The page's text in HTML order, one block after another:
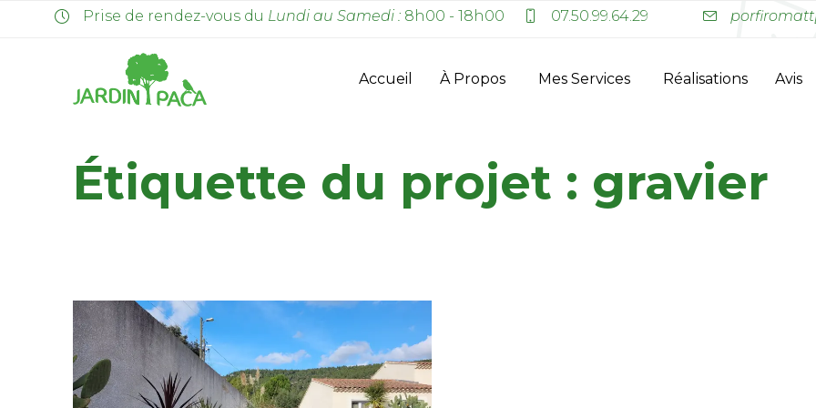
Prise de rendez-vous du Lundi au Samedi : 8h00 - 18h00 07.50.99.64.29
Accueil À Propos Mes Services Réalisations Avis
Étiquette du projet : gravier